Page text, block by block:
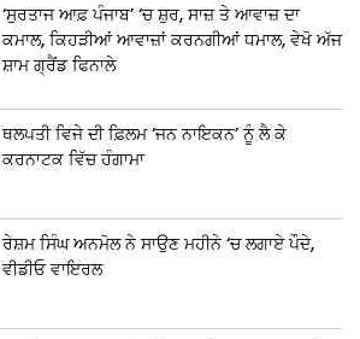
‘ਸੁਰਤਾਜ ਆਫ਼ ਪੰਜਾਬ’ ‘ਚ ਸ਼ੁਰ, ਸਾਜ਼ ਤੇ ਆਵਾਜ਼ ਦਾ
ਕਮਾਲ, ਕਿਹੜੀਆਂ ਆਵਾਜ਼ਾਂ ਕਰਨਗੀਆਂ ਧਮਾਲ, ਵੇਖੋ ਅੱਜ
ਸ਼ਾਮ ਗ੍ਰੈਂਡ ਫਿਨਾਲੇ
ਥਲਪਤੀ ਵਿਜੇ ਦੀ ਫ਼ਿਲਮ ‘ਜਨ ਨਾਇਕਨ’ ਨੂੰ ਲੈ ਕੇ
ਕਰਨਾਟਕ ਵਿੱਚ ਹੰਗਾਮਾ
ਰੇਸ਼ਮ ਸਿੰਘ ਅਨਮੋਲ ਨੇ ਸਾਉਣ ਮਹੀਨੇ ‘ਚ ਲਗਾਏ ਪੌਦੇ,
ਵੀਡੀਓ ਵਾਇਰਲ